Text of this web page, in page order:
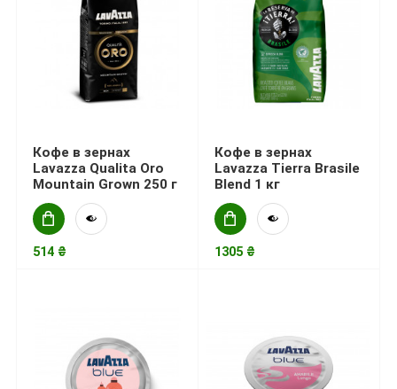
Кофе в зернах
Lavazza Qualita Oro
Mountain Grown 250 г
514 ₴
Кофе в зернах
Lavazza Tierra Brasile
Blend 1 кг
1305 ₴